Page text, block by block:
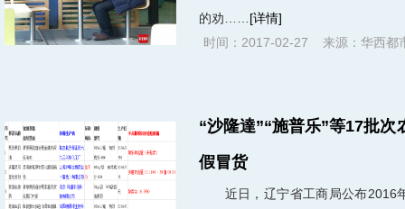
的劝…… [详情]
时间：2017-02-27 来源：华西都
“沙隆達”“施普乐”等17批
假冒货
近日，辽宁省工商局公布2016